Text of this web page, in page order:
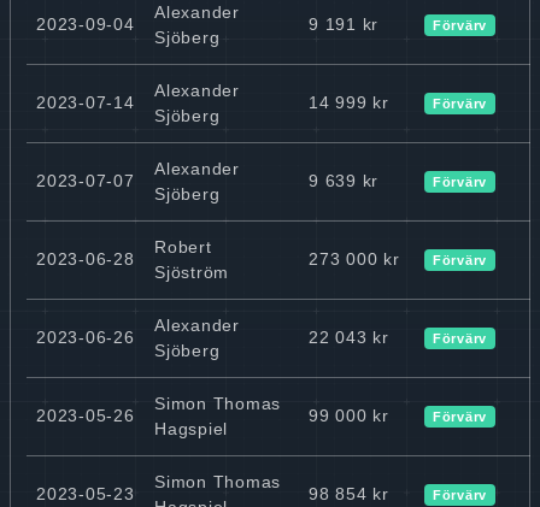
2023-09-04
Alexander
Sjöberg
9 191 kr Förvärv
2023-07-14
Alexander
Sjöberg
14 999 kr Förvärv
2023-07-07
Alexander
Sjöberg
9 639 kr Förvärv
2023-06-28
Robert
Sjöström
273 000 kr Förvärv
2023-06-26
Alexander
Sjöberg
22 043 kr Förvärv
2023-05-26
Simon Thomas
Hagspiel
99 000 kr Förvärv
2023-05-23
Simon Thomas
98 854 kr Förvärv